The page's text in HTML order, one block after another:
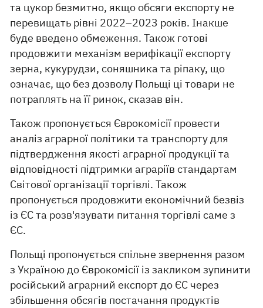
та цукор безмитно, якщо обсяги експорту не
перевищать рівні 2022–2023 років. Інакше
буде введено обмеження. Також готові
продовжити механізм верифікації експорту
зерна, кукурудзи, соняшника та ріпаку, що
означає, що без дозволу Польщі ці товари не
потраплять на її ринок, сказав він.
Також пропонується Єврокомісії провести
аналіз аграрної політики та транспорту для
підтвердження якості аграрної продукції та
відповідності підтримки аграріїв стандартам
Світової організації торгівлі. Також
пропонується продовжити економічний безвіз
із ЄС та розв'язувати питання торгівлі саме з
ЄС.
Польщі пропонується спільне звернення разом
з Україною до Єврокомісії із закликом зупинити
російський аграрний експорт до ЄС через
збільшення обсягів постачання продуктів